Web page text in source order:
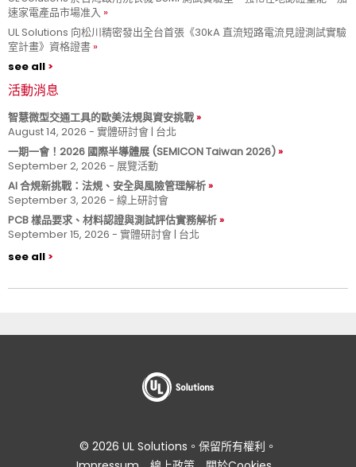
速家電產品市場准入
UL Solutions 向松川精密發出全台首張《30kA 直流短路電流見證測試實驗
室計畫》資格證書
see all
活動消息
智慧微型交通工具的歐美法規與資安挑戰
August 14, 2026 - 實體研討會 | 台北
一期一會！2026 國際半導體展 (SEMICON Taiwan 2026)
September 2, 2026 - 展覽活動
AI 合規新挑戰：法規、安全與風險管理解析
September 3, 2026 - 線上研討會
PCB 樣品要求、材料認證與測試評估實務解析
September 15, 2026 - 實體研討會 | 台北
see all
© 2026 UL Solutions。保留所有權利。